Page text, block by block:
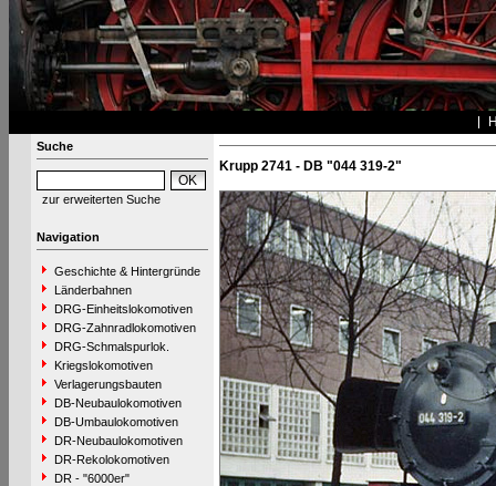
Suche
zur erweiterten Suche
Navigation
Geschichte & Hintergründe
Länderbahnen
DRG-Einheitslokomotiven
DRG-Zahnradlokomotiven
DRG-Schmalspurlok.
Kriegslokomotiven
Verlagerungsbauten
DB-Neubaulokomotiven
DB-Umbaulokomotiven
DR-Neubaulokomotiven
DR-Rekolokomotiven
DR - "6000er"
Krupp 2741 - DB "044 319-2"